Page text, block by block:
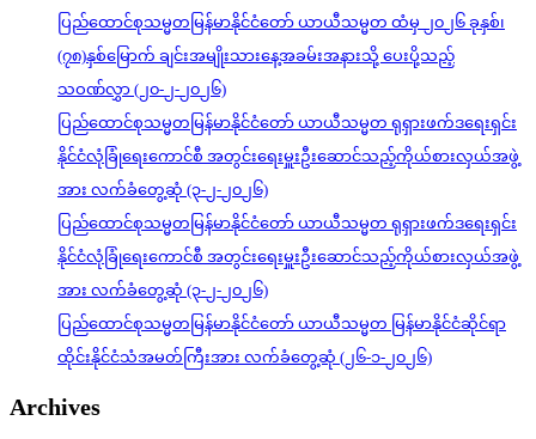
ပြည်ထောင်စုသမ္မတမြန်မာနိုင်ငံတော် ယာယီသမ္မတ ထံမှ ၂၀၂၆ ခုနှစ်၊
(၇၈)နှစ်မြောက် ချင်းအမျိုးသားနေ့အခမ်းအနားသို့ ပေးပို့သည့်
သဝဏ်လွှာ (၂၀-၂-၂၀၂၆)
ပြည်ထောင်စုသမ္မတမြန်မာနိုင်ငံတော် ယာယီသမ္မတ ရုရှားဖက်ဒရေးရှင်း
နိုင်ငံလုံခြုံရေးကောင်စီ အတွင်းရေးမှူးဦးဆောင်သည့်ကိုယ်စားလှယ်အဖွဲ့
အား လက်ခံတွေ့ဆုံ (၃-၂-၂၀၂၆)
ပြည်ထောင်စုသမ္မတမြန်မာနိုင်ငံတော် ယာယီသမ္မတ ရုရှားဖက်ဒရေးရှင်း
နိုင်ငံလုံခြုံရေးကောင်စီ အတွင်းရေးမှူးဦးဆောင်သည့်ကိုယ်စားလှယ်အဖွဲ့
အား လက်ခံတွေ့ဆုံ (၃-၂-၂၀၂၆)
ပြည်ထောင်စုသမ္မတမြန်မာနိုင်ငံတော် ယာယီသမ္မတ မြန်မာနိုင်ငံဆိုင်ရာ
ထိုင်းနိုင်ငံသံအမတ်ကြီးအား လက်ခံတွေ့ဆုံ (၂၆-၁-၂၀၂၆)
Archives